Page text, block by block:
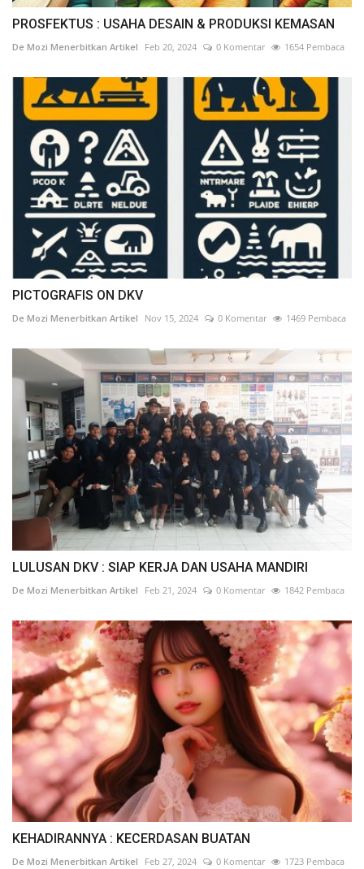
PROSFEKTUS : USAHA DESAIN & PRODUKSI KEMASAN
De Mozi Menerbitkan Artikel Feb 20, 2024 0 Komentar 1654 Pembaca
PICTOGRAFIS ON DKV
De Mozi Menerbitkan Artikel Nov 15, 2024 0 Komentar 1469 Pembaca
LULUSAN DKV : SIAP KERJA DAN USAHA MANDIRI
De Mozi Menerbitkan Artikel Feb 21, 2024 0 Komentar 1842 Pembaca
KEHADIRANNYA : KECERDASAN BUATAN
De Mozi Menerbitkan Artikel Feb 27, 2024 0 Komentar 1723 Pembaca